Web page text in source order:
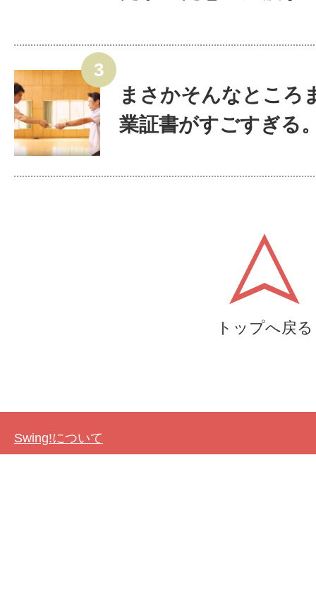
まさかそんなところ
業証書がすごすぎる
トップへ戻る
Swing!について